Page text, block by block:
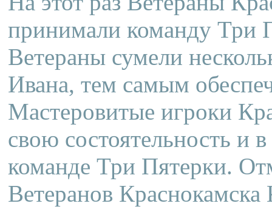
принимали команду Три
Ветераны сумели
Ивана, тем самым
Мастеровитые игроки
свою состоятельность и
команде Три Пятерки.
Ветеранов Краснокамска